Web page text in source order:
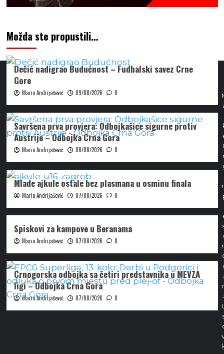
Možda ste propustili…
Dečić nadigrao Budućnost – Fudbalski savez Crne
Gore
Mario Andrijašević 09/08/2026 0
Savršena prva provjera: Odbojkašice sigurne protiv
Austrije – Odbojka Crna Gora
Mario Andrijašević 08/08/2026 0
Mlade ajkule ostale bez plasmana u osminu finala
Mario Andrijašević 07/08/2026 0
Spiskovi za kampove u Beranama
Mario Andrijašević 07/08/2026 0
Crnogorska odbojka sa četiri predstavnika u MEVZA
ligi – Odbojka Crna Gora
Mario Andrijašević 07/08/2026 0